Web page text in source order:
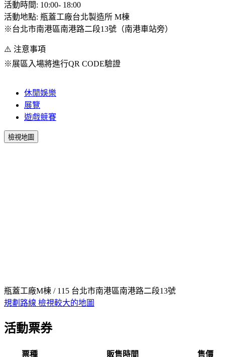
活動時間: 10:00- 18:00
活動地點: 瓶蓋工廠台北製造所 M棟
※台北市南港區南港路二段13號（南港車站旁）
⚠️ 注意事項
※展區入場將進行QR CODE驗證
休閒娛樂
展覽
遊戲競賽
檢視地圖
瓶蓋工廠M棟 / 115 台北市南港區南港路二段13號
規劃路線 檢視較大的地圖
活動票券
票種 販售時間 售價